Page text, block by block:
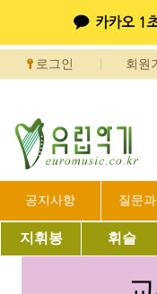
로그인 회원
공지사항 질문
지휘봉 휘슬